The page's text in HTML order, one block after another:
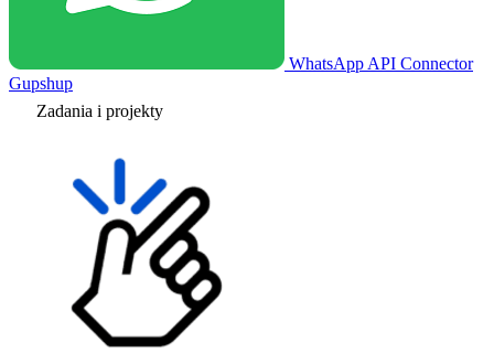
WhatsApp API Connector
Gupshup
Zadania i projekty